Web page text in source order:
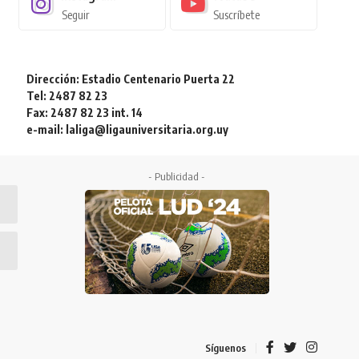
Seguir Suscríbete
Dirección: Estadio Centenario Puerta 22
Tel: 2487 82 23
Fax: 2487 82 23 int. 14
e-mail: laliga@ligauniversitaria.org.uy
- Publicidad -
Síguenos